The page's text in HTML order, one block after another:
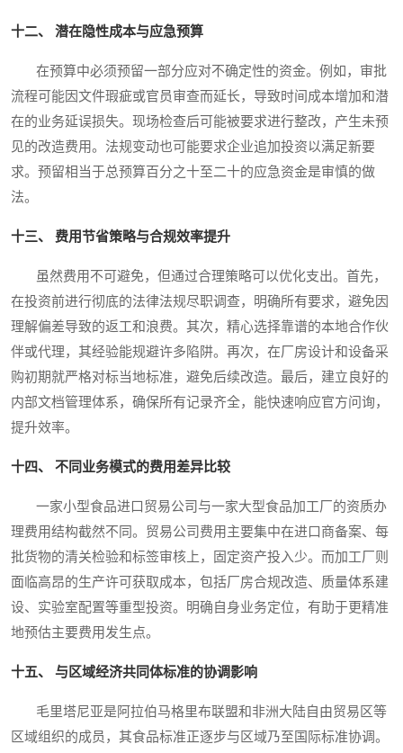
十二、 潜在隐性成本与应急预算
在预算中必须预留一部分应对不确定性的资金。例如，审批
流程可能因文件瑕疵或官员审查而延长，导致时间成本增加和潜
在的业务延误损失。现场检查后可能被要求进行整改，产生未预
见的改造费用。法规变动也可能要求企业追加投资以满足新要
求。预留相当于总预算百分之十至二十的应急资金是审慎的做
法。
十三、 费用节省策略与合规效率提升
虽然费用不可避免，但通过合理策略可以优化支出。首先，
在投资前进行彻底的法律法规尽职调查，明确所有要求，避免因
理解偏差导致的返工和浪费。其次，精心选择靠谱的本地合作伙
伴或代理，其经验能规避许多陷阱。再次，在厂房设计和设备采
购初期就严格对标当地标准，避免后续改造。最后，建立良好的
内部文档管理体系，确保所有记录齐全，能快速响应官方问询，
提升效率。
十四、 不同业务模式的费用差异比较
一家小型食品进口贸易公司与一家大型食品加工厂的资质办
理费用结构截然不同。贸易公司费用主要集中在进口商备案、每
批货物的清关检验和标签审核上，固定资产投入少。而加工厂则
面临高昂的生产许可获取成本，包括厂房合规改造、质量体系建
设、实验室配置等重型投资。明确自身业务定位，有助于更精准
地预估主要费用发生点。
十五、 与区域经济共同体标准的协调影响
毛里塔尼亚是阿拉伯马格里布联盟和非洲大陆自由贸易区等
区域组织的成员，其食品标准正逐步与区域乃至国际标准协调。